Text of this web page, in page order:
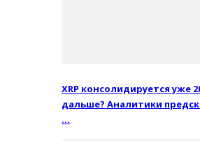
XRP консолидируется уже
дальше? Аналитики
…